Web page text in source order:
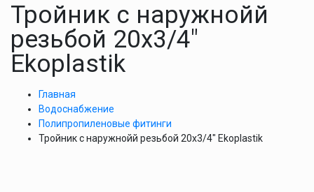
Тройник с наружнойй
резьбой 20х3/4″
Ekoplastik
Главная
Водоснабжение
Полипропиленовые фитинги
Тройник с наружнойй резьбой 20х3/4″ Ekoplastik